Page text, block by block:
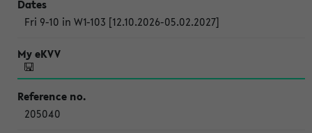
Fri 9-10 in W1-103 [12.10.2026-05.02.2027]
205040